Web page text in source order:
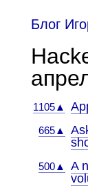
Блог
1105▲
665▲
500▲
A